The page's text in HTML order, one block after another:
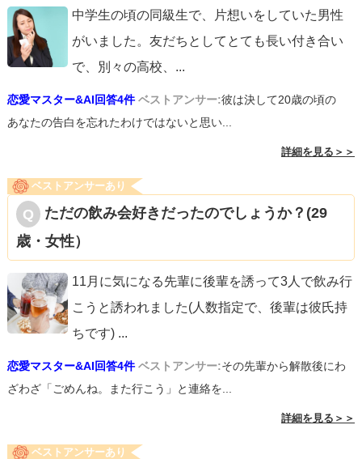
中学生の頃の同級生で、片想いをしていた男性
がいました。友だちとしてとても長い付き合い
で、別々の高校、 ...
恋愛マスター&AI回答4件 ベストアンサー:彼は決して20歳の頃の
あなたの告白を忘れたわけではないと思い...
詳細を見る＞＞
ベストアンサーあり
ただの飲み会好きだったのでしょうか？(29
歳・女性）
11月に気になる先輩に後輩を誘って3人で飲み行
こうと誘われました(人数指定で、後輩は彼氏持
ちです) ...
恋愛マスター&AI回答4件 ベストアンサー:その先輩から解散後にわ
ざわざ「ごめんね。また行こう」と連絡を...
詳細を見る＞＞
ベストアンサーあり